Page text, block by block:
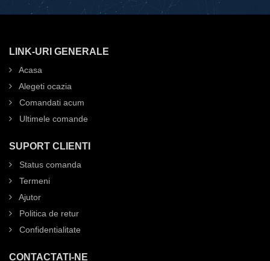
LINK-URI GENERALE
Acasa
Alegeti ocazia
Comandati acum
Ultimele comande
SUPORT CLIENTI
Status comanda
Termeni
Ajutor
Politica de retur
Confidentialitate
CONTACTATI-NE